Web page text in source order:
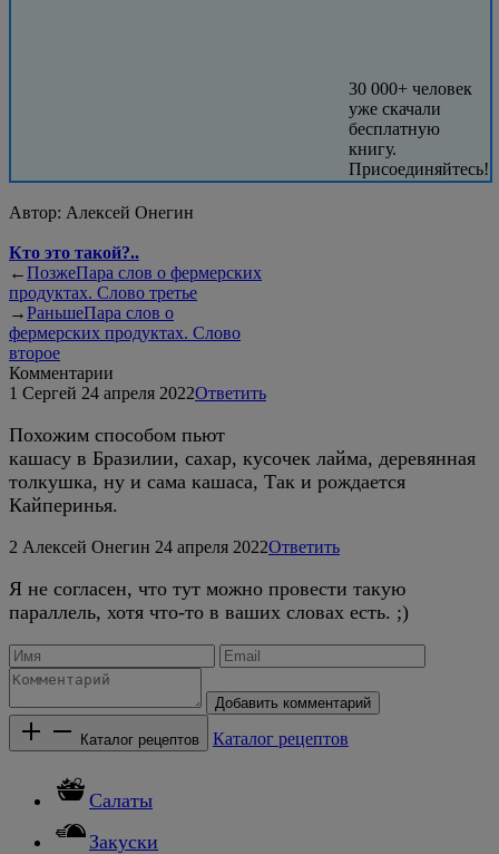
30 000+ человек
уже скачали
бесплатную
книгу.
Присоединяйтесь!
Автор: Алексей Онегин
Кто это такой?..
←ПозжеПара слов о фермерских
продуктах. Слово третье
→РаньшеПара слов о
фермерских продуктах. Слово
второе
Комментарии
1 Сергей 24 апреля 2022Ответить
Похожим способом пьют
кашасу в Бразилии, сахар, кусочек лайма, деревянная
толкушка, ну и сама кашаса, Так и рождается
Кайперинья.
2 Алексей Онегин 24 апреля 2022Ответить
Я не согласен, что тут можно провести такую
параллель, хотя что-то в ваших словах есть. ;)
Добавить комментарий
Каталог рецептов Каталог рецептов
Салаты
Закуски